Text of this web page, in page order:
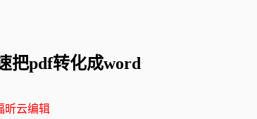
pdf转化成word
昕云编辑